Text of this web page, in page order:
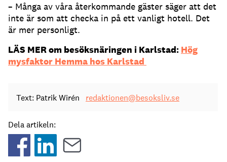
– Många av våra återkommande gäster säger att det
inte är som att checka in på ett vanligt hotell. Det
är mer personligt.
LÄS MER om besöksnäringen i Karlstad: Hög
mysfaktor Hemma hos Karlstad
Text: Patrik Wirén redaktionen@besoksliv.se
Dela artikeln: